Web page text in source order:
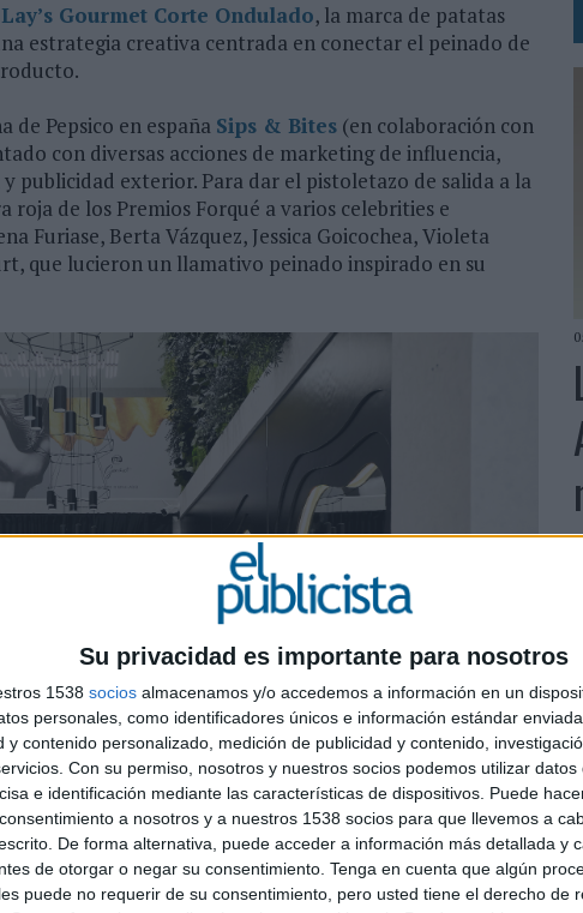
Su privacidad es importante para nosotros
1538 socios almacenamos y/o accedemos a información en un
personales, como identificadores únicos e información estándar
y contenido personalizado, medición de publicidad y contenido,
Con su permiso, nosotros y nuestros socios podemos utilizar datos
e identificación mediante las características de dispositivos. Puede
a nosotros y a nuestros 1538 socios para que llevemos a
De forma alternativa, puede acceder a información más detallada y
de otorgar o negar su consentimiento. Tenga en cuenta que algún
puede no requerir de su consentimiento, pero usted tiene el derecho de
Lay’s Gourmet Corte Ondulado, la marca de patatas
estrategia creativa centrada en conectar el peinado de
de Pepsico en españa Sips & Bites (en colaboración con
con diversas acciones de marketing de influencia,
publicidad exterior. Para dar el pistoletazo de salida a la
de los Premios Forqué a varios celebrities e
Furiase, Berta Vázquez, Jessica Goicochea, Violeta
que lucieron un llamativo peinado inspirado en su